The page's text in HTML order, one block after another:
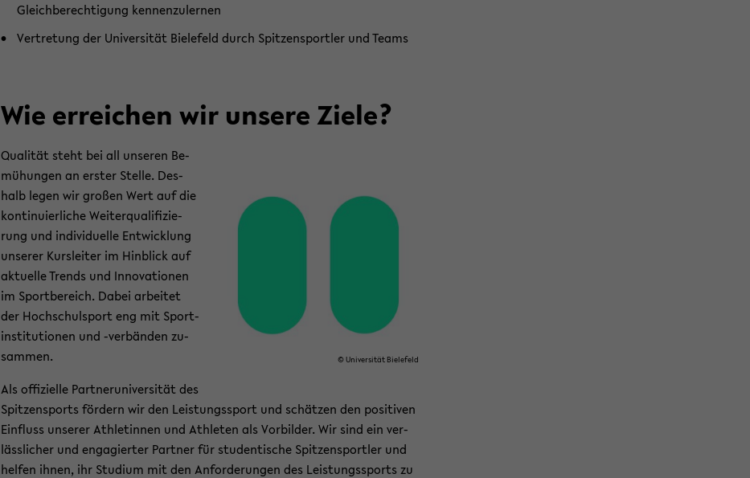
Gleich­be­rech­ti­gung ken­nen­zu­ler­nen
Ver­tre­tung der Uni­ver­si­tät Bie­le­feld durch Spit­zen­sport­ler und Teams
Wie er­rei­chen wir un­se­re Ziele?
© Uni­ver­si­tät Bie­le­feld
Qua­li­tät steht bei all un­se­ren Be­
mü­hun­gen an ers­ter Stel­le. Des­
halb legen wir gro­ßen Wert auf die
kon­ti­nu­ier­li­che Wei­ter­qua­li­fi­zie­
rung und in­di­vi­du­el­le Ent­wick­lung
un­se­rer Kurs­lei­ter im Hin­blick auf
ak­tu­el­le Trends und In­no­va­tio­nen
im Sport­be­reich. Dabei ar­bei­tet
der Hoch­schul­sport eng mit Sport­
in­sti­tu­tio­nen und -​verbänden zu­
sam­men.
Als of­fi­zi­el­le Part­ner­uni­ver­si­tät des
Spit­zen­sports för­dern wir den Leis­tungs­sport und schät­zen den po­si­ti­ven
Ein­fluss un­se­rer Ath­le­tin­nen und Ath­le­ten als Vor­bil­der. Wir sind ein ver­
läss­li­cher und en­ga­gier­ter Part­ner für stu­den­ti­sche Spit­zen­sport­ler und
hel­fen ihnen, ihr Stu­di­um mit den An­for­de­run­gen des Leis­tungs­sports zu